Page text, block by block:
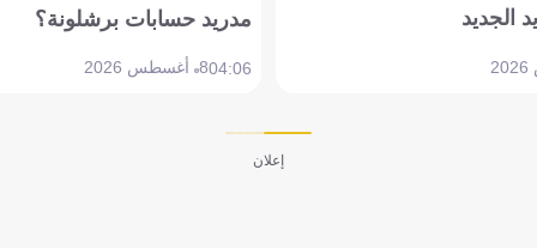
الجديد
مدريد حسابات برشلونة؟
04:068 أغسطس 2026
إعلان